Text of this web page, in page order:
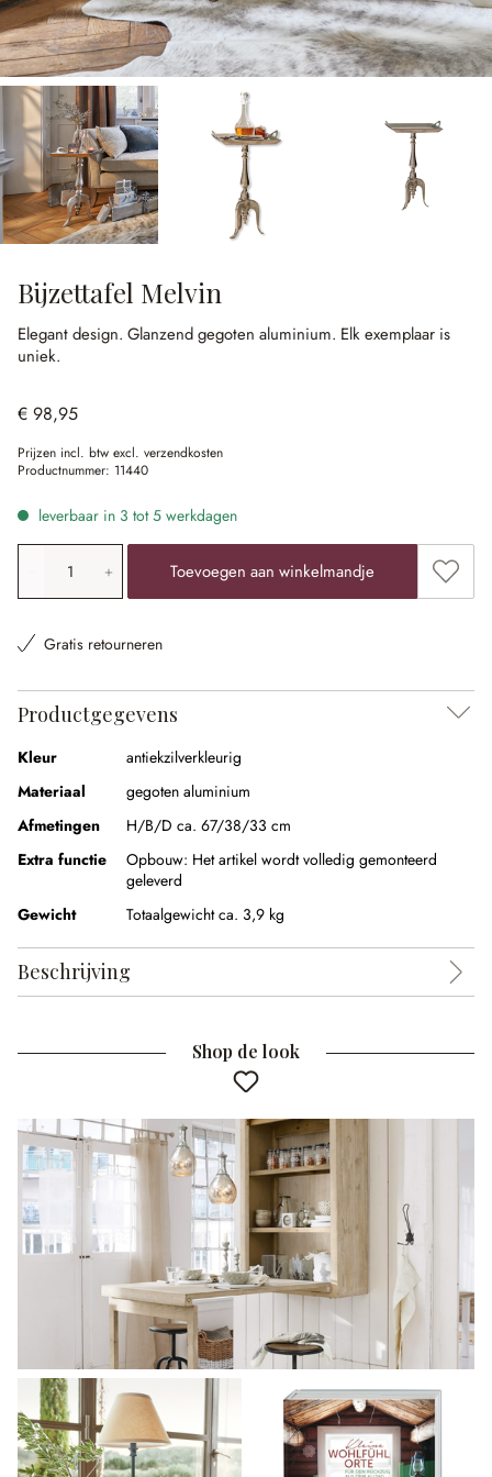
Bijzettafel Melvin
Elegant design. Glanzend gegoten aluminium. Elk exemplaar is
uniek.
€ 98,95
Prijzen incl. btw excl. verzendkosten
Productnummer: 11440
leverbaar in 3 tot 5 werkdagen
Producthoeveelheid: voer de gewenste waarde in of
Toevoegen aan winkelmandje
Gratis retourneren
Productgegevens
Kleur
antiekzilverkleurig
Materiaal
gegoten aluminium
Afmetingen
H/B/D ca. 67/38/33 cm
Extra functie
Opbouw: Het artikel wordt volledig gemonteerd
geleverd
Gewicht
Totaalgewicht ca. 3,9 kg
Beschrijving
Shop de look